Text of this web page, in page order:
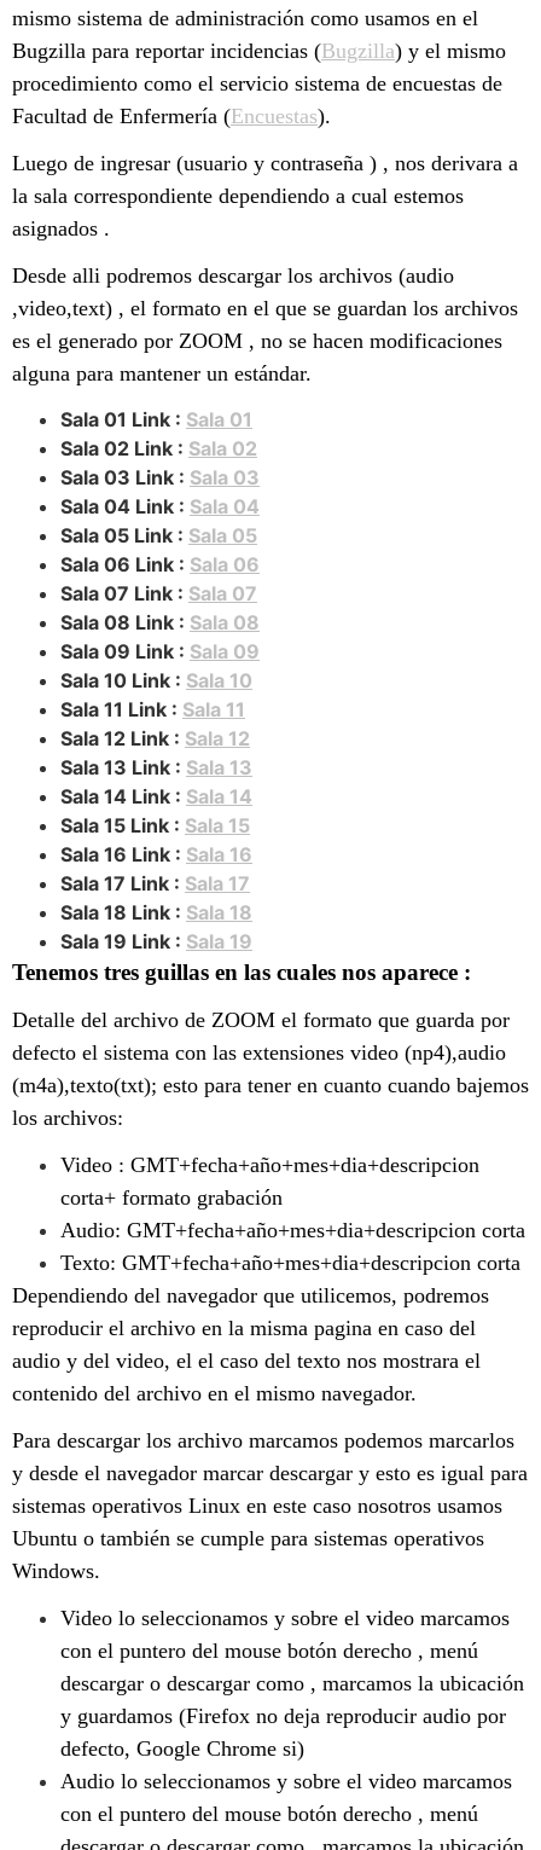
mismo sistema de administración como usamos en el
Bugzilla para reportar incidencias (Bugzilla) y el mismo
procedimiento como el servicio sistema de encuestas de
Facultad de Enfermería (Encuestas).
Luego de ingresar (usuario y contraseña ) , nos derivara a
la sala correspondiente dependiendo a cual estemos
asignados .
Desde alli podremos descargar los archivos (audio
,video,text) , el formato en el que se guardan los archivos
es el generado por ZOOM , no se hacen modificaciones
alguna para mantener un estándar.
Sala 01 Link : Sala 01
Sala 02 Link : Sala 02
Sala 03 Link : Sala 03
Sala 04 Link : Sala 04
Sala 05 Link : Sala 05
Sala 06 Link : Sala 06
Sala 07 Link : Sala 07
Sala 08 Link : Sala 08
Sala 09 Link : Sala 09
Sala 10 Link : Sala 10
Sala 11 Link : Sala 11
Sala 12 Link : Sala 12
Sala 13 Link : Sala 13
Sala 14 Link : Sala 14
Sala 15 Link : Sala 15
Sala 16 Link : Sala 16
Sala 17 Link : Sala 17
Sala 18 Link : Sala 18
Sala 19 Link : Sala 19
Tenemos tres guillas en las cuales nos aparece :
Detalle del archivo de ZOOM el formato que guarda por
defecto el sistema con las extensiones video (np4),audio
(m4a),texto(txt); esto para tener en cuanto cuando bajemos
los archivos:
Video : GMT+fecha+año+mes+dia+descripcion
corta+ formato grabación
Audio: GMT+fecha+año+mes+dia+descripcion corta
Texto: GMT+fecha+año+mes+dia+descripcion corta
Dependiendo del navegador que utilicemos, podremos
reproducir el archivo en la misma pagina en caso del
audio y del video, el el caso del texto nos mostrara el
contenido del archivo en el mismo navegador.
Para descargar los archivo marcamos podemos marcarlos
y desde el navegador marcar descargar y esto es igual para
sistemas operativos Linux en este caso nosotros usamos
Ubuntu o también se cumple para sistemas operativos
Windows.
Video lo seleccionamos y sobre el video marcamos
con el puntero del mouse botón derecho , menú
descargar o descargar como , marcamos la ubicación
y guardamos (Firefox no deja reproducir audio por
defecto, Google Chrome si)
Audio lo seleccionamos y sobre el video marcamos
con el puntero del mouse botón derecho , menú